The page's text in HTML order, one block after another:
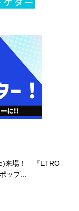
来場！ 『ETRO
ップ...